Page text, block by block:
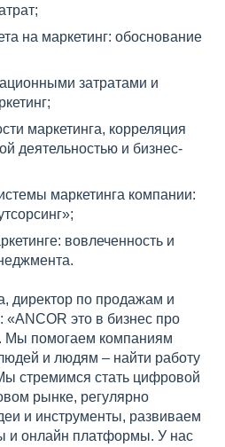
на маркетинг: обоснование
затратами и
маркетинга, корреляция
деятельностью и бизнес-
маркетинга компании:
вовлеченность и
директор по продажам и
«ANCOR это в бизнес про
Мы помогаем компаниям
и людям – найти работу
стремимся стать цифровой
рынке, регулярно
и инструменты, развиваем
и онлайн платформы. У нас